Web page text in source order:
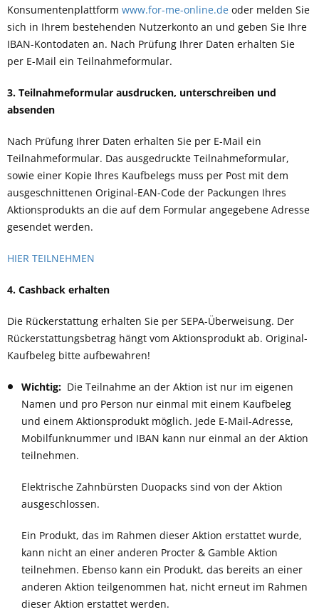
Konsumentenplattform www.for-me-online.de oder melden Sie
sich in Ihrem bestehenden Nutzerkonto an und geben Sie Ihre
IBAN-Kontodaten an. Nach Prüfung Ihrer Daten erhalten Sie
per E-Mail ein Teilnahmeformular.
3. Teilnahmeformular ausdrucken, unterschreiben und
absenden
Nach Prüfung Ihrer Daten erhalten Sie per E-Mail ein
Teilnahmeformular. Das ausgedruckte Teilnahmeformular,
sowie einer Kopie Ihres Kaufbelegs muss per Post mit dem
ausgeschnittenen Original-EAN-Code der Packungen Ihres
Aktionsprodukts an die auf dem Formular angegebene Adresse
gesendet werden.
HIER TEILNEHMEN
4. Cashback erhalten
Die Rückerstattung erhalten Sie per SEPA-Überweisung. Der
Rückerstattungsbetrag hängt vom Aktionsprodukt ab. Original-
Kaufbeleg bitte aufbewahren!
Wichtig: Die Teilnahme an der Aktion ist nur im eigenen
Namen und pro Person nur einmal mit einem Kaufbeleg
und einem Aktionsprodukt möglich. Jede E-Mail-Adresse,
Mobilfunknummer und IBAN kann nur einmal an der Aktion
teilnehmen.
Elektrische Zahnbürsten Duopacks sind von der Aktion
ausgeschlossen.
Ein Produkt, das im Rahmen dieser Aktion erstattet wurde,
kann nicht an einer anderen Procter & Gamble Aktion
teilnehmen. Ebenso kann ein Produkt, das bereits an einer
anderen Aktion teilgenommen hat, nicht erneut im Rahmen
dieser Aktion erstattet werden.